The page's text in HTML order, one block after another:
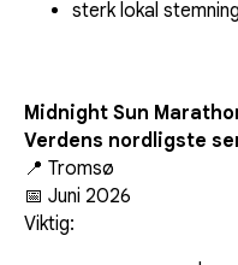
sterk lokal
Midnight Sun
Verdens nordligste
📍 Tromsø
📅 Juni 2026
Viktig: